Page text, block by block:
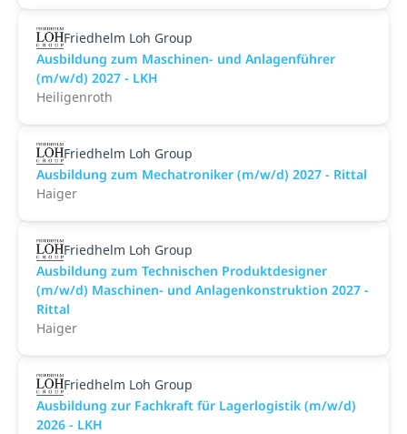
Friedhelm Loh Group
Ausbildung zum Maschinen- und Anlagenführer
(m/w/d) 2027 - LKH
Heiligenroth
Friedhelm Loh Group
Ausbildung zum Mechatroniker (m/w/d) 2027 - Rittal
Haiger
Friedhelm Loh Group
Ausbildung zum Technischen Produktdesigner
(m/w/d) Maschinen- und Anlagenkonstruktion 2027 -
Rittal
Haiger
Friedhelm Loh Group
Ausbildung zur Fachkraft für Lagerlogistik (m/w/d)
2026 - LKH